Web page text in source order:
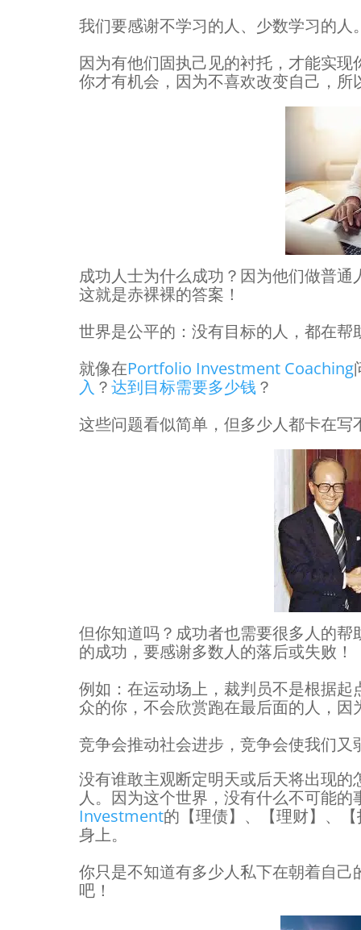
我们要感谢不学习的人、少数学习的人
因为有他们固执己见的衬托，才能实
你才有机会，因为不喜欢改变自己，所
成功人士为什么成功？因为他们做普
这就是赤裸裸的答案！
世界是公平的：没有目标的人，都在
就像在Portfolio Investment Coaching
入 ？达到目标需要多少钱 ？
这些问题看似简单，但多少人都卡在
但你知道吗？成功者也需要很多人的
的成功，要感谢多数人的落后或失败！
例如：在运动场上，裁判员不是根据
众的你，不会欣赏跑在最后面的人，
竞争会推动社会进步，竞争会使我们
没有谁敢主观断定明天或后天将出现
人。因为这个世界，没有什么不可能
Investment的【理债】、【理财】、
身上。
你只是不知道有多少人私下在朝着自
吧！